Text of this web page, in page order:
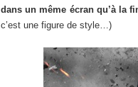
dans un même écran qu’à la
c’est une figure de style…)